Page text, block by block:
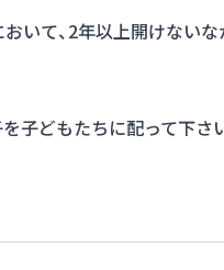
おいて、2年以上開けない
子どもたちに配って下さ